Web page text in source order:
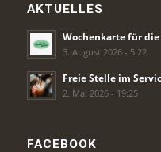
AKTUELLES
Wochenkarte für die
3. August 2026 - 5:22
Freie Stelle im
2. Mai 2026 - 19:25
FACEBOOK